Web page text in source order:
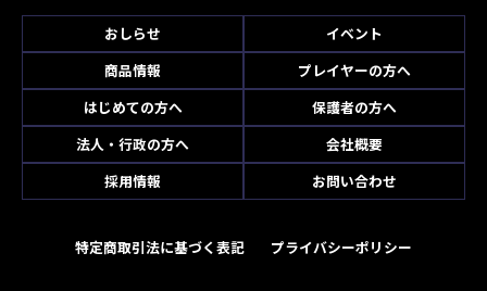
おしらせ
イベント
商品情報
プレイヤーの方へ
はじめての方へ
保護者の方へ
法人・行政の方へ
会社概要
採用情報
お問い合わせ
特定商取引法に基づく表記 プライバシーポリシー